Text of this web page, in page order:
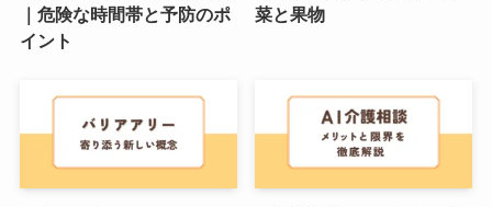
｜危険な時間帯と予防のポ
イント
菜と果物